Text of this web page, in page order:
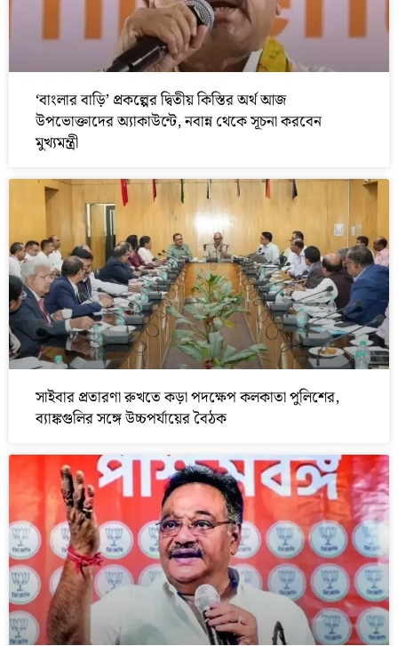
‘বাংলার বাড়ি’ প্রকল্পের দ্বিতীয় কিস্তির অর্থ আজ
উপভোক্তাদের অ্যাকাউন্টে, নবান্ন থেকে সূচনা করবেন
মুখ্যমন্ত্রী
সাইবার প্রতারণা রুখতে কড়া পদক্ষেপ কলকাতা পুলিশের,
ব্যাঙ্কগুলির সঙ্গে উচ্চপর্যায়ের বৈঠক